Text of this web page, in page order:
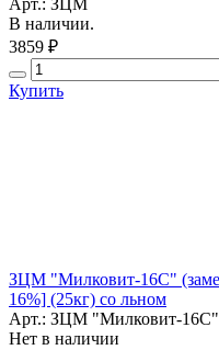
В наличии.
3859 ₽
Купить
ЗЦМ "Милковит-16С"
16%] (25кг) со льном
Арт.: ЗЦМ "Милковит-16С"
Нет в наличии